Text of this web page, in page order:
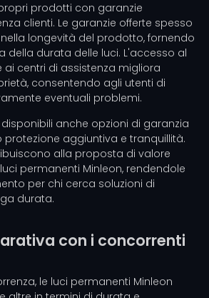
prodotti con garanzie
clienti. Le garanzie offerte spesso
longevità del prodotto, fornendo
della durata delle luci. L'accesso al
centri di assistenza migliora
consentendo agli utenti di
eventuali problemi.
anche opzioni di garanzia
protezione aggiuntiva e tranquillità.
alla proposta di valore
permanenti Minleon, rendendole
per chi cerca soluzioni di
durata.
con i concorrenti
le luci permanenti Minleon